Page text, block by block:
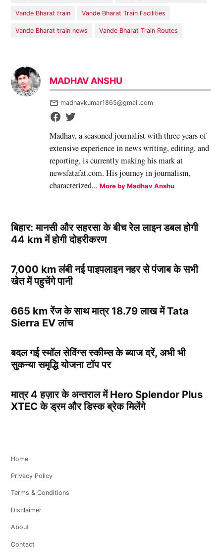
Vande Bharat train Vande Bharat Train Facilities
Vande Bharat train news Vande Bharat Train Routes
MADHAV ANSHU
madhavkumar1865@gmail.com
Madhav, a seasoned journalist with three years of
extensive experience in news writing, editing, and
reporting, is currently making his mark at
newsfatafat.com. His journey in journalism,
characterized...More by Madhav Anshu
बिहार: मानसी और सहरसा के बीच रेल लाइन डबल होगी
44 km में होगी दोहरीकरण
7,000 km लंबी नई पाइपलाइन नहर से पंजाब के सभी
खेत में पहुचेंगे पानी
665 km रेंज के साथ मात्र 18.79 लाख में Tata
Sierra EV लांच
बदल गई स्मॉल सेविंग्स स्कीम्स के ब्याज दरें, अभी भी
सुकन्या समृद्धि योजना टॉप पर
मात्र 4 हज़ार के अन्तराल में Hero Splendor Plus
XTEC के ड्रम और डिस्क ब्रेक मिलेंगे
Home
Privacy Policy
Terms & Conditions
Disclaimer
About
Contact